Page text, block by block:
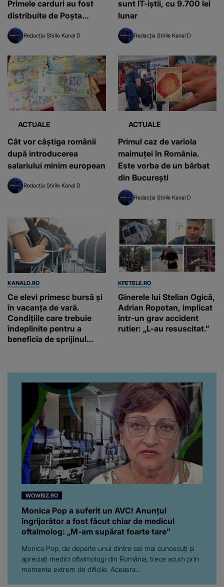
Primele carduri au fost
distribuite de Poşta
Română
Redacția Știrile Kanal D
sunt IT-iștii, cu 9.700 lei
lunar
Redacția Știrile Kanal D
ACTUALE
Cât vor câștiga românii
după introducerea
salariului minim european
Redacția Știrile Kanal D
ACTUALE
Primul caz de variola
maimuţei în România.
Este vorba de un bărbat
din Bucureşti
Redacția Știrile Kanal D
KANALD.RO
Ce elevi primesc bursă și
în vacanța de vară.
Condițiile care trebuie
îndeplinite pentru a
beneficia de sprijinul
KFETELE.RO
Ginerele lui Stelian Ogică,
Adrian Ropotan, implicat
într-un grav accident
rutier: „L-au resuscitat.”
WOWBIZ.RO
Monica Pop a suferit un AVC! Anunțul
îngrijorător a fost făcut chiar de medicul
oftalmolog: „M-am supărat foarte tare”
Monica Pop, de departe unul dintre cei mai cunoscuți și
apreciați medici oftalmologi din România, trece acum prin
momente extrem de dificile. Aceasra...